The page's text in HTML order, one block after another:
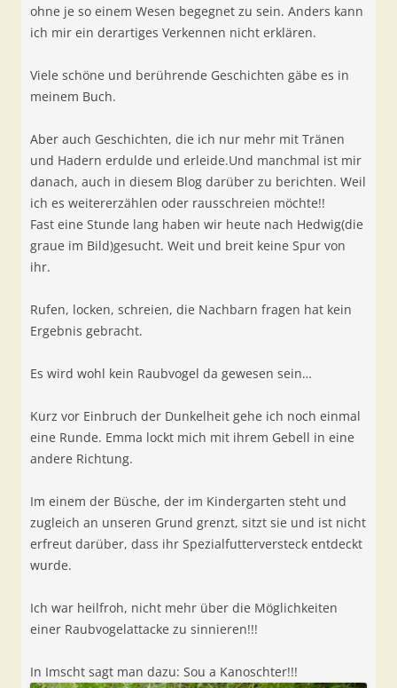
ohne je so einem Wesen begegnet zu sein. Anders kann
ich mir ein derartiges Verkennen nicht erklären.
Viele schöne und berührende Geschichten gäbe es in
meinem Buch.
Aber auch Geschichten, die ich nur mehr mit Tränen
und Hadern erdulde und erleide.Und manchmal ist mir
danach, auch in diesem Blog darüber zu berichten. Weil
ich es weitererzählen oder rausschreien möchte!!
Fast eine Stunde lang haben wir heute nach Hedwig(die
graue im Bild)gesucht. Weit und breit keine Spur von
ihr.
Rufen, locken, schreien, die Nachbarn fragen hat kein
Ergebnis gebracht.
Es wird wohl kein Raubvogel da gewesen sein…
Kurz vor Einbruch der Dunkelheit gehe ich noch einmal
eine Runde. Emma lockt mich mit ihrem Gebell in eine
andere Richtung.
Im einem der Büsche, der im Kindergarten steht und
zugleich an unseren Grund grenzt, sitzt sie und ist nicht
erfreut darüber, dass ihr Spezialfutterversteck entdeckt
wurde.
Ich war heilfroh, nicht mehr über die Möglichkeiten
einer Raubvogelattacke zu sinnieren!!!
In Imscht sagt man dazu: Sou a Kanoschter!!!